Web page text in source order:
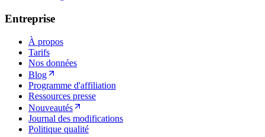
Entreprise
À propos
Tarifs
Nos données
Blog
Programme d'affiliation
Ressources presse
Nouveautés
Journal des modifications
Politique qualité